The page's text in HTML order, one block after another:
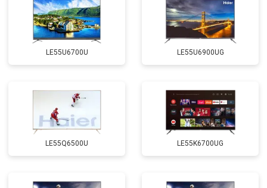
LE55U6700U LE55U6900UG
LE55Q6500U LE55K6700UG